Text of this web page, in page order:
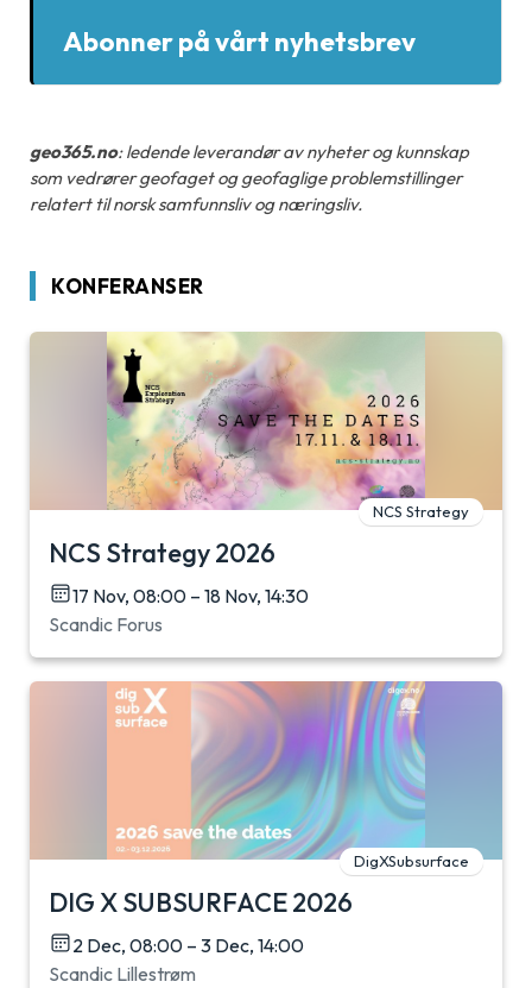
Abonner på vårt nyhetsbrev
geo365.no: ledende leverandør av nyheter og kunnskap
som vedrører geofaget og geofaglige problemstillinger
relatert til norsk samfunnsliv og næringsliv.
KONFERANSER
NCS Strategy
NCS Strategy 2026
17 Nov, 08:00 – 18 Nov, 14:30
Scandic Forus
DigXSubsurface
DIG X SUBSURFACE 2026
2 Dec, 08:00 – 3 Dec, 14:00
Scandic Lillestrøm